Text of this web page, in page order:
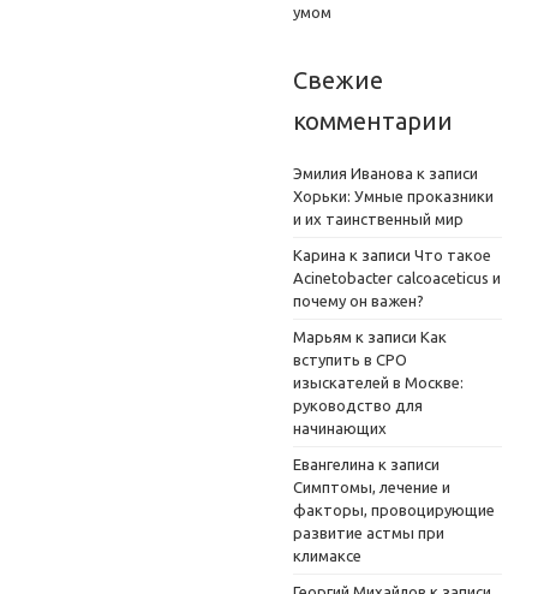
умом
Свежие
комментарии
Эмилия Иванова к записи
Хорьки: Умные проказники
и их таинственный мир
Карина к записи Что такое
Acinetobacter calcoaceticus и
почему он важен?
Марьям к записи Как
вступить в СРО
изыскателей в Москве:
руководство для
начинающих
Евангелина к записи
Симптомы, лечение и
факторы, провоцирующие
развитие астмы при
климаксе